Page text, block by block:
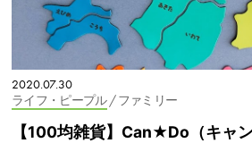
2020.07.30
ライフ・ピープル/ ファミリー
【100均雑貨】Can★Do（キャ